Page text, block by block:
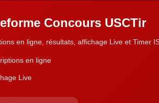
Concours USCTir
en ligne, résultats, affichage Live et Timer
en ligne
Live